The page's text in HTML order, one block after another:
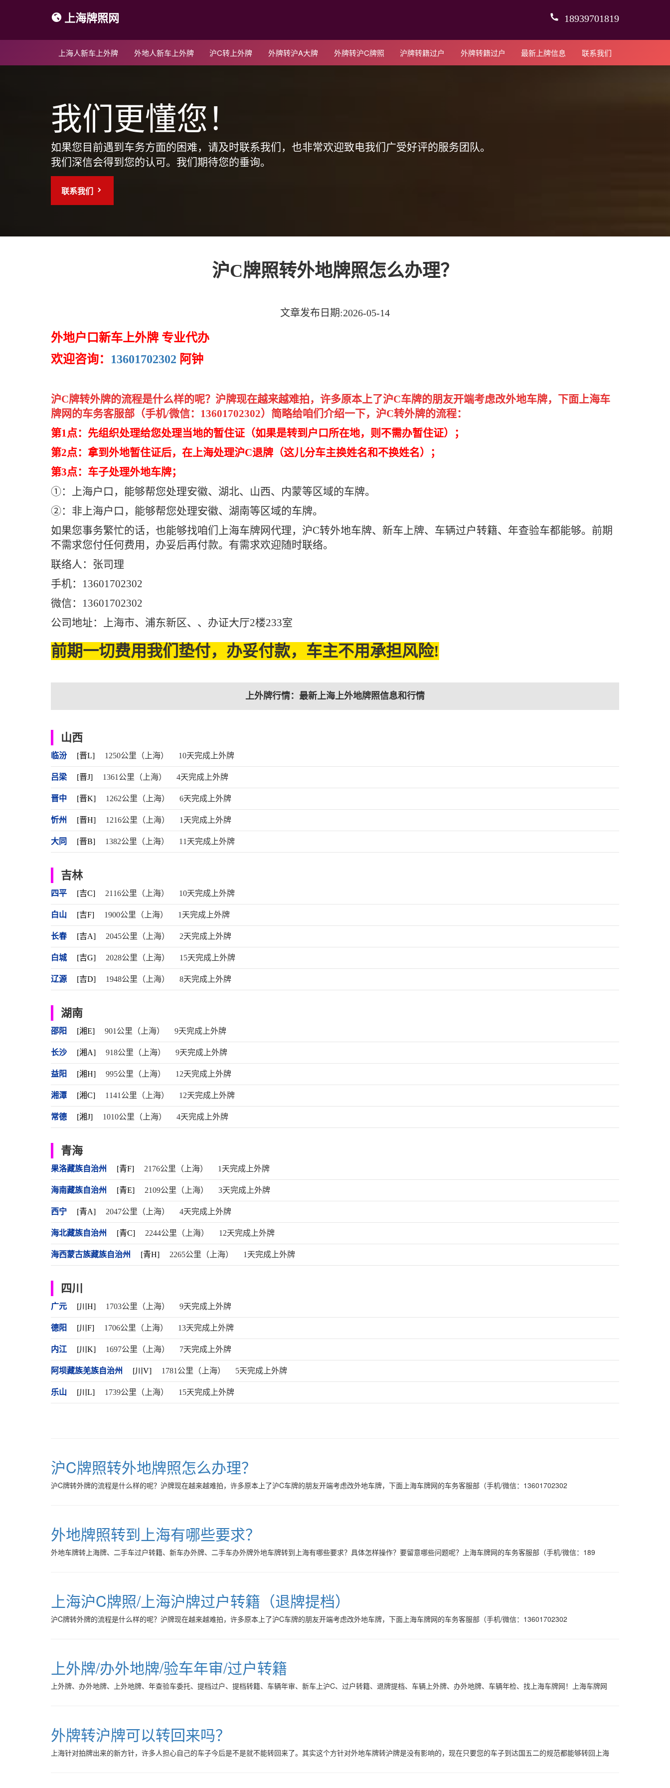
上海牌照网 18939701819
上海人新车上外牌 外地人新车上外牌 沪C转上外牌 外牌转沪A大牌 外牌转沪C牌照 沪牌转籍过户 外牌转籍过户 最新上牌信息 联系我们
我们更懂您！
如果您目前遇到车务方面的困难，请及时联系我们，也非常欢迎致电我们广受好评的服务团队。
我们深信会得到您的认可。我们期待您的垂询。
联系我们
沪C牌照转外地牌照怎么办理？
文章发布日期:2026-05-14
外地户口新车上外牌 专业代办
欢迎咨询： 13601702302 阿钟
沪C牌转外牌的流程是什么样的呢？沪牌现在越来越难拍，许多原本上了沪C车牌的朋友开端考虑改外地车牌，下面上海车
牌网的车务客服部（手机/微信：13601702302）简略给咱们介绍一下，沪C转外牌的流程：
第1点：先组织处理给您处理当地的暂住证（如果是转到户口所在地，则不需办暂住证）；
第2点：拿到外地暂住证后，在上海处理沪C退牌（这儿分车主换姓名和不换姓名）；
第3点：车子处理外地车牌；
①：上海户口，能够帮您处理安徽、湖北、山西、内蒙等区域的车牌。
②：非上海户口，能够帮您处理安徽、湖南等区域的车牌。
如果您事务繁忙的话，也能够找咱们上海车牌网代理，沪C转外地车牌、新车上牌、车辆过户转籍、年查验车都能够。前期
不需求您付任何费用，办妥后再付款。有需求欢迎随时联络。
联络人：张司理
手机：13601702302
微信：13601702302
公司地址：上海市、浦东新区、、办证大厅2楼233室
前期一切费用我们垫付，办妥付款，车主不用承担风险!
上外牌行情：最新上海上外地牌照信息和行情
山西
临汾 [晋L] 1250公里（上海） 10天完成上外牌
吕梁 [晋J] 1361公里（上海） 4天完成上外牌
晋中 [晋K] 1262公里（上海） 6天完成上外牌
忻州 [晋H] 1216公里（上海） 1天完成上外牌
大同 [晋B] 1382公里（上海） 11天完成上外牌
吉林
四平 [吉C] 2116公里（上海） 10天完成上外牌
白山 [吉F] 1900公里（上海） 1天完成上外牌
长春 [吉A] 2045公里（上海） 2天完成上外牌
白城 [吉G] 2028公里（上海） 15天完成上外牌
辽源 [吉D] 1948公里（上海） 8天完成上外牌
湖南
邵阳 [湘E] 901公里（上海） 9天完成上外牌
长沙 [湘A] 918公里（上海） 9天完成上外牌
益阳 [湘H] 995公里（上海） 12天完成上外牌
湘潭 [湘C] 1141公里（上海） 12天完成上外牌
常德 [湘J] 1010公里（上海） 4天完成上外牌
青海
果洛藏族自治州 [青F] 2176公里（上海） 1天完成上外牌
海南藏族自治州 [青E] 2109公里（上海） 3天完成上外牌
西宁 [青A] 2047公里（上海） 4天完成上外牌
海北藏族自治州 [青C] 2244公里（上海） 12天完成上外牌
海西蒙古族藏族自治州 [青H] 2265公里（上海） 1天完成上外牌
四川
广元 [川H] 1703公里（上海） 9天完成上外牌
德阳 [川F] 1706公里（上海） 13天完成上外牌
内江 [川K] 1697公里（上海） 7天完成上外牌
阿坝藏族羌族自治州 [川V] 1781公里（上海） 5天完成上外牌
乐山 [川L] 1739公里（上海） 15天完成上外牌
沪C牌照转外地牌照怎么办理？
沪C牌转外牌的流程是什么样的呢？沪牌现在越来越难拍，许多原本上了沪C车牌的朋友开端考虑改外地车牌，下面上海车牌网的车务客服部（手机/微信：13601702302
外地牌照转到上海有哪些要求？
外地车牌转上海牌、二手车过户转籍、新车办外牌、二手车办外牌外地车牌转到上海有哪些要求？具体怎样操作？要留意哪些问题呢？上海车牌网的车务客服部（手机/微信：189
上海沪C牌照/上海沪牌过户转籍（退牌提档）
沪C牌转外牌的流程是什么样的呢？沪牌现在越来越难拍，许多原本上了沪C车牌的朋友开端考虑改外地车牌，下面上海车牌网的车务客服部（手机/微信：13601702302
上外牌/办外地牌/验车年审/过户转籍
上外牌、办外地牌、上外地牌、年查验车委托、提档过户、提档转籍、车辆年审、新车上沪C、过户转籍、退牌提档、车辆上外牌、办外地牌、车辆年检、找上海车牌网！上海车牌网
外牌转沪牌可以转回来吗？
上海针对拍牌出来的新方针，许多人担心自己的车子今后是不是就不能转回来了。其实这个方针对外地车牌转沪牌是没有影响的，现在只要您的车子到达国五二的规范都能够转回上海